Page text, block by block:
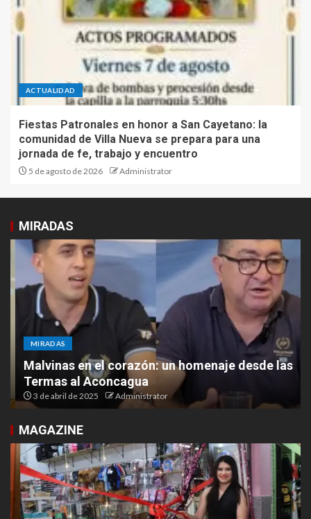
ACTUALIDAD
Fiestas Patronales en honor a San Cayetano: la
comunidad de Villa Nueva se prepara para una
jornada de fe, trabajo y encuentro
5 de agosto de 2026 Administrator
MIRADAS
MIRADAS
Malvinas en el corazón: un homenaje desde las
Termas al Aconcagua
3 de abril de 2025 Administrator
MAGAZINE